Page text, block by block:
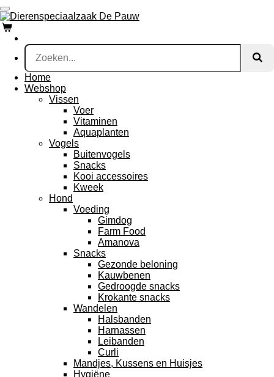
Ga
direct
naar
de
hoofdinhoud
Home
Webshop
Vissen
Voer
Vitaminen
Aquaplanten
Vogels
Buitenvogels
Snacks
Kooi accessoires
Kweek
Hond
Voeding
Gimdog
Farm Food
Amanova
Snacks
Gezonde beloning
Kauwbenen
Gedroogde snacks
Krokante snacks
Wandelen
Halsbanden
Harnassen
Leibanden
Curli
Mandjes, Kussens en Huisjes
Hygiëne